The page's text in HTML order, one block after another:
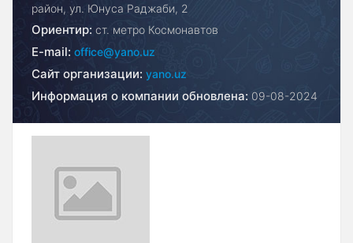
район, ул. Юнуса Раджаби, 2
Ориентир: ст. метро Космонавтов
E-mail: office@yano.uz
Сайт организации: yano.uz
Информация о компании обновлена: 09-08-2024